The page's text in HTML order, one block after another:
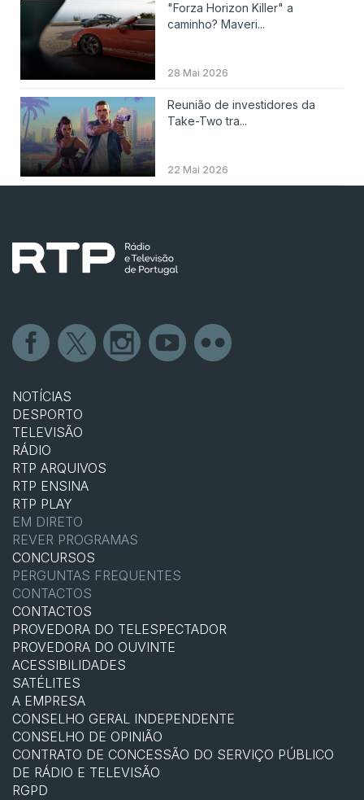
"Forza Horizon Killer" a
caminho? Maveri...
28 Mai 2026
Reunião de investidores da
Take-Two tra...
22 Mai 2026
NOTÍCIAS
DESPORTO
TELEVISÃO
RÁDIO
RTP ARQUIVOS
RTP ENSINA
RTP PLAY
EM DIRETO
REVER PROGRAMAS
CONCURSOS
PERGUNTAS FREQUENTES
CONTACTOS
CONTACTOS
PROVEDORA DO TELESPECTADOR
PROVEDORA DO OUVINTE
ACESSIBILIDADES
SATÉLITES
A EMPRESA
CONSELHO GERAL INDEPENDENTE
CONSELHO DE OPINIÃO
CONTRATO DE CONCESSÃO DO SERVIÇO PÚBLICO
DE RÁDIO E TELEVISÃO
RGPD